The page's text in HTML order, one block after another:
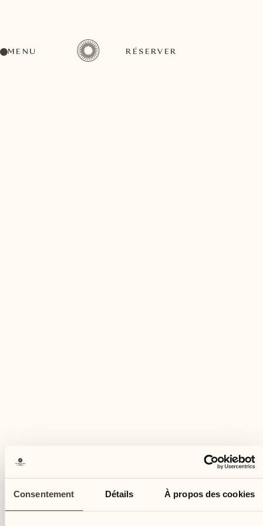
Consentement Détails À propos des cookies
MENU RÉSERVER
Nous sommes fiers que nos établissements soient
certifiés esg2go, ce qui témoigne de notre